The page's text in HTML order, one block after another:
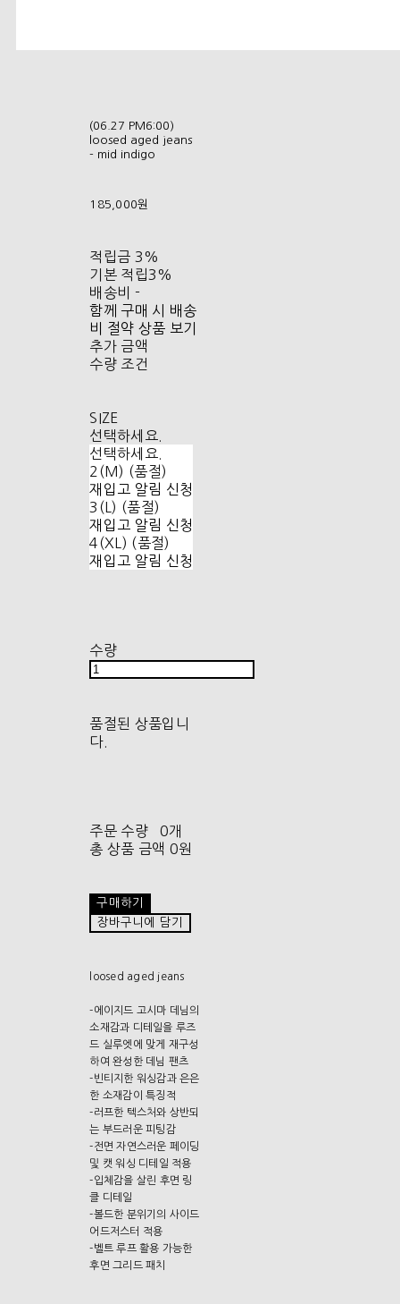
(06.27 PM6:00)
loosed aged jeans
- mid indigo
185,000원
적립금 3%
기본 적립3%
배송비 -
함께 구매 시 배송
비 절약 상품 보기
추가 금액
수량 조건
SIZE
선택하세요.
선택하세요.
2(M) (품절)
재입고 알림 신청
3(L) (품절)
재입고 알림 신청
4(XL) (품절)
재입고 알림 신청
수량
품절된 상품입니
다.
주문 수량
0개
총 상품 금액 0원
구매하기
장바구니에 담기
loosed aged jeans
-에이지드 고시마 데님의
소재감과 디테일을 루즈
드 실루엣에 맞게 재구성
하여 완성한 데님 팬츠
-빈티지한 워싱감과 은은
한 소재감이 특징적
-러프한 텍스처와 상반되
는 부드러운 피팅감
-전면 자연스러운 페이딩
및 캣 워싱 디테일 적용
-입체감을 살린 후면 링
클 디테일
-볼드한 분위기의 사이드
어드저스터 적용
-벨트 루프 활용 가능한
후면 그리드 패치